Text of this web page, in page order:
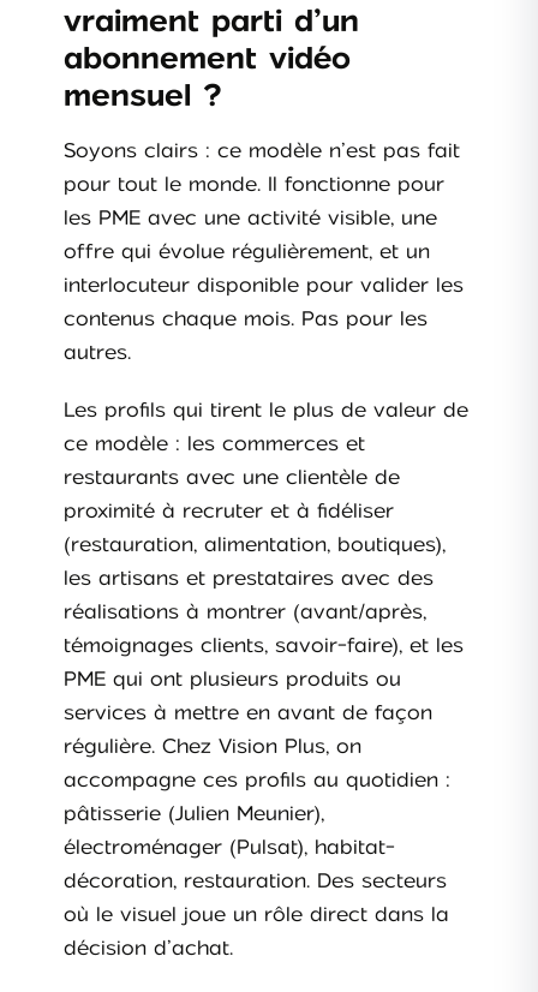
vraiment parti d’un
abonnement vidéo
mensuel ?
Soyons clairs : ce modèle n’est pas fait
pour tout le monde. Il fonctionne pour
les PME avec une activité visible, une
offre qui évolue régulièrement, et un
interlocuteur disponible pour valider les
contenus chaque mois. Pas pour les
autres.
Les profils qui tirent le plus de valeur de
ce modèle : les commerces et
restaurants avec une clientèle de
proximité à recruter et à fidéliser
(restauration, alimentation, boutiques),
les artisans et prestataires avec des
réalisations à montrer (avant/après,
témoignages clients, savoir-faire), et les
PME qui ont plusieurs produits ou
services à mettre en avant de façon
régulière. Chez Vision Plus, on
accompagne ces profils au quotidien :
pâtisserie (Julien Meunier),
électroménager (Pulsat), habitat-
décoration, restauration. Des secteurs
où le visuel joue un rôle direct dans la
décision d’achat.